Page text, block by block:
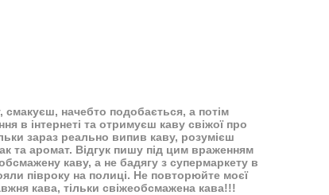
смакуєш, начебто подобається, а потім
в інтернеті та отримуєш каву свіжої про
зараз реально випив каву, розумієш
та аромат. Відгук пишу під цим враженням
каву, а не бадягу з супермаркету в
півроку на полиці. Не повторюйте моєї
кава, тільки свіжеобсмажена кава!!!